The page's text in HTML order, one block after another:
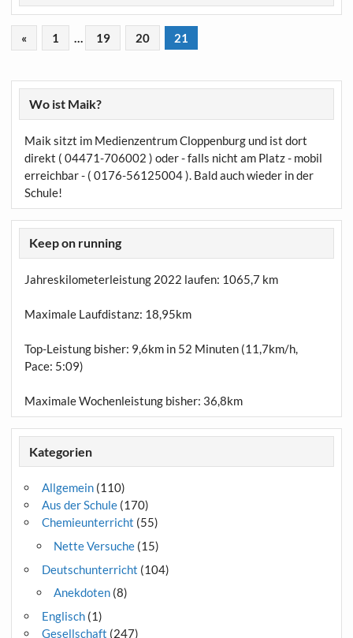
« 1 … 19 20 21
Wo ist Maik?
Maik sitzt im Medienzentrum Cloppenburg und ist dort
direkt ( 04471-706002 ) oder - falls nicht am Platz - mobil
erreichbar - ( 0176-56125004 ). Bald auch wieder in der
Schule!
Keep on running
Jahreskilometerleistung 2022 laufen: 1065,7 km
Maximale Laufdistanz: 18,95km
Top-Leistung bisher: 9,6km in 52 Minuten (11,7km/h,
Pace: 5:09)
Maximale Wochenleistung bisher: 36,8km
Kategorien
Allgemein(110)
Aus der Schule(170)
Chemieunterricht (55)
Nette Versuche(15)
Deutschunterricht (104)
Anekdoten(8)
Englisch(1)
Gesellschaft (247)